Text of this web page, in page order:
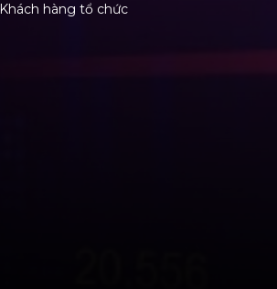
Khách hàng tổ chức